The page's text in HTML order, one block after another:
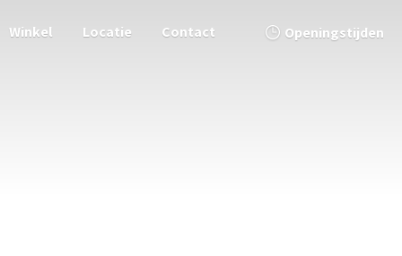
Winkel Locatie Contact Openingstijden